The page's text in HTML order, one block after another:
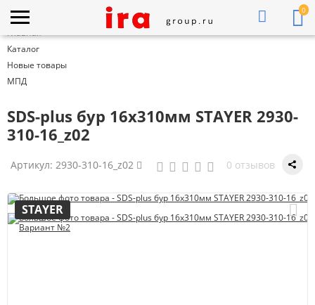
0
Главная
Каталог
Новые товары
МПД
SDS-plus бур 16x310мм STAYER 2930-
310-16_z02
Артикул: 2930-310-16_z02 0 отзывов
STAYER